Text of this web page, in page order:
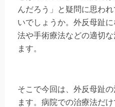
んだろう」と疑問に思わ
いでしょうか。外反母趾
法や手術療法などの適切
ます。
そこで今回は、外反母趾
ます。病院での治療法だ